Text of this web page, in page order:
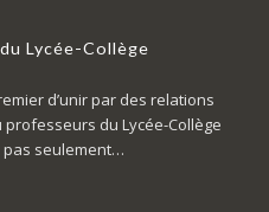
Lycée-Collège
d’unir par des relations
du Lycée-Collège
pas seulement…